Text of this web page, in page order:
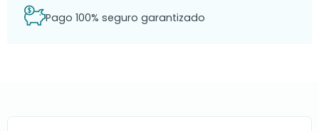
Pago 100% seguro garantizado